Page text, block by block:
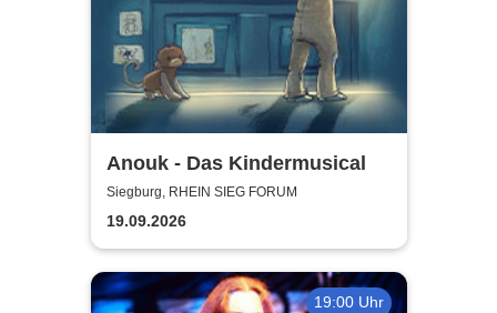
Anouk - Das Kindermusical
Siegburg, RHEIN SIEG FORUM
19.09.2026
19:00 Uhr